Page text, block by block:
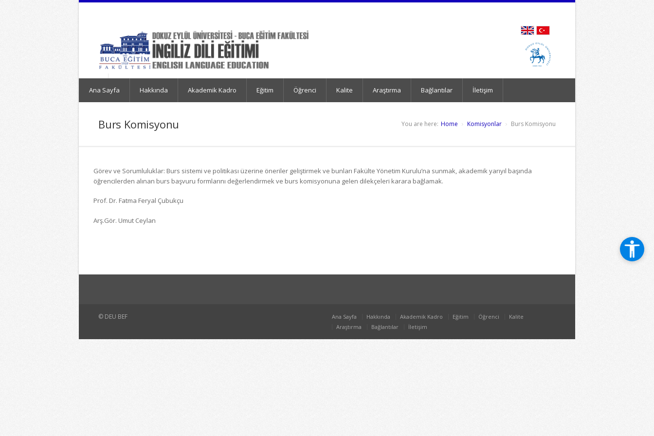
Ana Sayfa Hakkında Akademik Kadro Eğitim Öğrenci Kalite Araştırma Bağlantılar İletişim
Burs Komisyonu You are here: Home Komisyonlar Burs Komisyonu
Görev ve Sorumluluklar: Burs sistemi ve politikası üzerine öneriler geliştirmek ve bunları Fakülte Yönetim Kurulu’na sunmak, akademik yarıyıl başında
öğrencilerden alınan burs başvuru formlarını değerlendirmek ve burs komisyonuna gelen dilekçeleri karara bağlamak.
Prof. Dr. Fatma Feryal Çubukçu
Arş.Gör. Umut Ceylan
© DEU BEF Ana Sayfa Hakkında Akademik Kadro Eğitim Öğrenci
Kalite
Araştırma
Bağlantılar İletişim